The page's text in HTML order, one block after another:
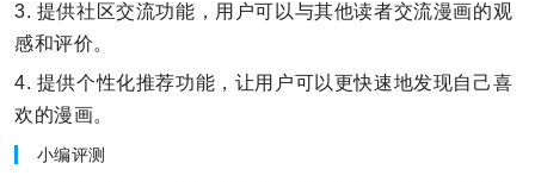
3. 提供社区交流功能，用户可以与其他读者交流漫画的观
感和评价。
4. 提供个性化推荐功能，让用户可以更快速地发现自己喜
欢的漫画。
小编评测